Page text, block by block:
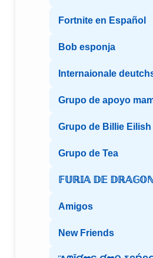
Fortnite en Español
Bob esponja
Internaionale
Grupo de apoyo
Grupo de Billie Eilish
Grupo de Tea
𝔽𝕌ℝ𝕀𝔸 𝔻𝔼 𝔻ℝ𝔸𝔾𝕆ℕ
Amigos
New Friends